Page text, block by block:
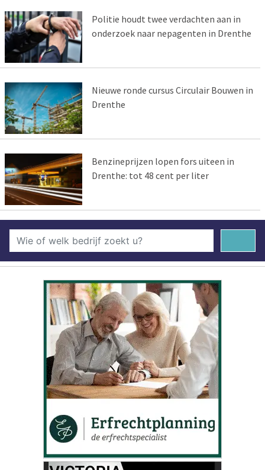
Politie houdt twee verdachten aan in
onderzoek naar nepagenten in Drenthe
Nieuwe ronde cursus Circulair Bouwen in
Drenthe
Benzineprijzen lopen fors uiteen in
Drenthe: tot 48 cent per liter